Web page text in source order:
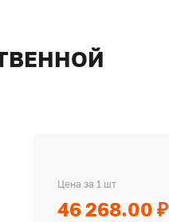
Цена за 1 шт
46 268.00 ₽